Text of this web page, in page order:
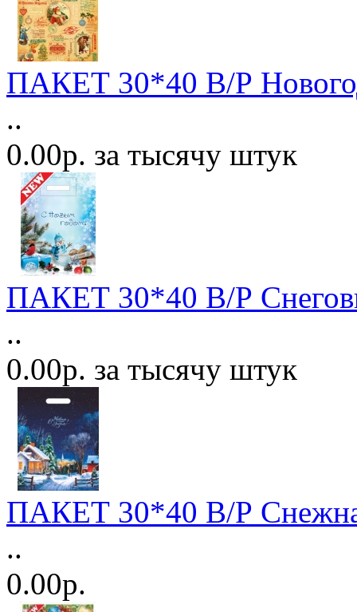
ПАКЕТ 30*40 В/Р
..
0.00р. за тысячу штук
ПАКЕТ 30*40 В/Р
..
0.00р. за тысячу штук
ПАКЕТ 30*40 В/Р
..
0.00р.